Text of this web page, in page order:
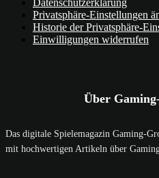
Privatsphäre-Einstellungen
Historie der Privatsphäre-
Einwilligungen widerrufen
Über
Das digitale Spielemagazin Gaming-
mit hochwertigen Artikeln über